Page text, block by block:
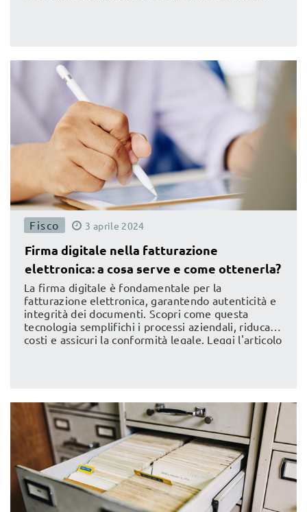
combinare l'automazione avanzata con un
approccio umanocentrico e sostenibile. Dalla
fabbrica intelligente alla personalizzazione di
massa, approfondisci come le tecnologie
emergenti stanno ridisegnando il futuro del
settore manifatturiero.
Fisco 3 aprile 2024
Firma digitale nella fatturazione
elettronica: a cosa serve e come ottenerla?
La firma digitale è fondamentale per la
fatturazione elettronica, garantendo autenticità e
integrità dei documenti. Scopri come questa
tecnologia semplifichi i processi aziendali, riduca i
costi e assicuri la conformità legale. Leggi l'articolo